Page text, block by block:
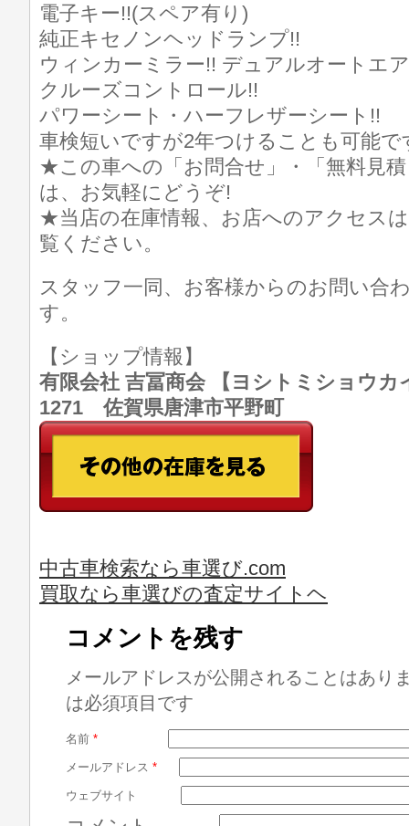
電子キー!!(スペア有り)
純正キセノンヘッドランプ!!
ウィンカーミラー!! デュアルオートエ
クルーズコントロール!!
パワーシート・ハーフレザーシート!!
車検短いですが2年つけることも可能
★この車への「お問合せ」・「無料見
は、お気軽にどうぞ!
★当店の在庫情報、お店へのアクセス
覧ください。
スタッフ一同、お客様からのお問い合
す。
【ショップ情報】
有限会社 吉冨商会 【ヨシトミショウ
1271 佐賀県唐津市平野町
中古車検索なら車選び.com
買取なら車選びの査定サイトヘ
コメントを残す
メールアドレスが公開されることはあり
は必須項目です
名前 *
メールアドレス *
ウェブサイト